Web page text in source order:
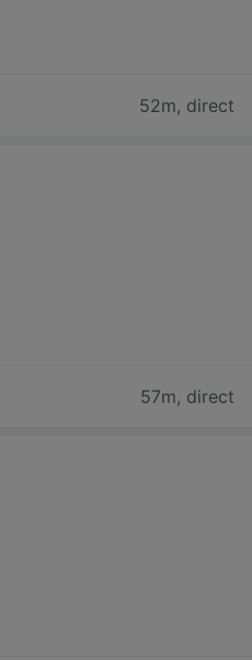
52m, direct
57m, direct